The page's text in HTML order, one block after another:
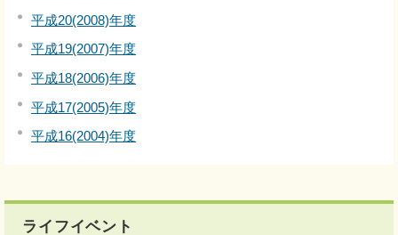
平成20(2008)年度
平成19(2007)年度
平成18(2006)年度
平成17(2005)年度
平成16(2004)年度
ライフイベント